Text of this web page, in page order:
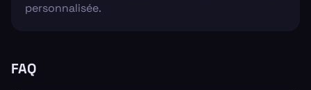
personnalisée.
FAQ